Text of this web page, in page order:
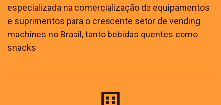
especializada na comercialização de equipamentos
e suprimentos para o crescente setor de vending
machines no Brasil, tanto bebidas quentes como
snacks.